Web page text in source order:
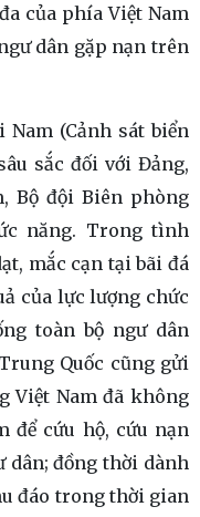
của phía Việt Nam
dân gặp nạn trên
(Cảnh sát biển
sắc đối với Đảng,
Bộ đội Biên phòng
năng. Trong tình
mắc cạn tại bãi đá
của lực lượng chức
toàn bộ ngư dân
Quốc cũng gửi
Việt Nam đã không
để cứu hộ, cứu nạn
dân; đồng thời dành
đáo trong thời gian